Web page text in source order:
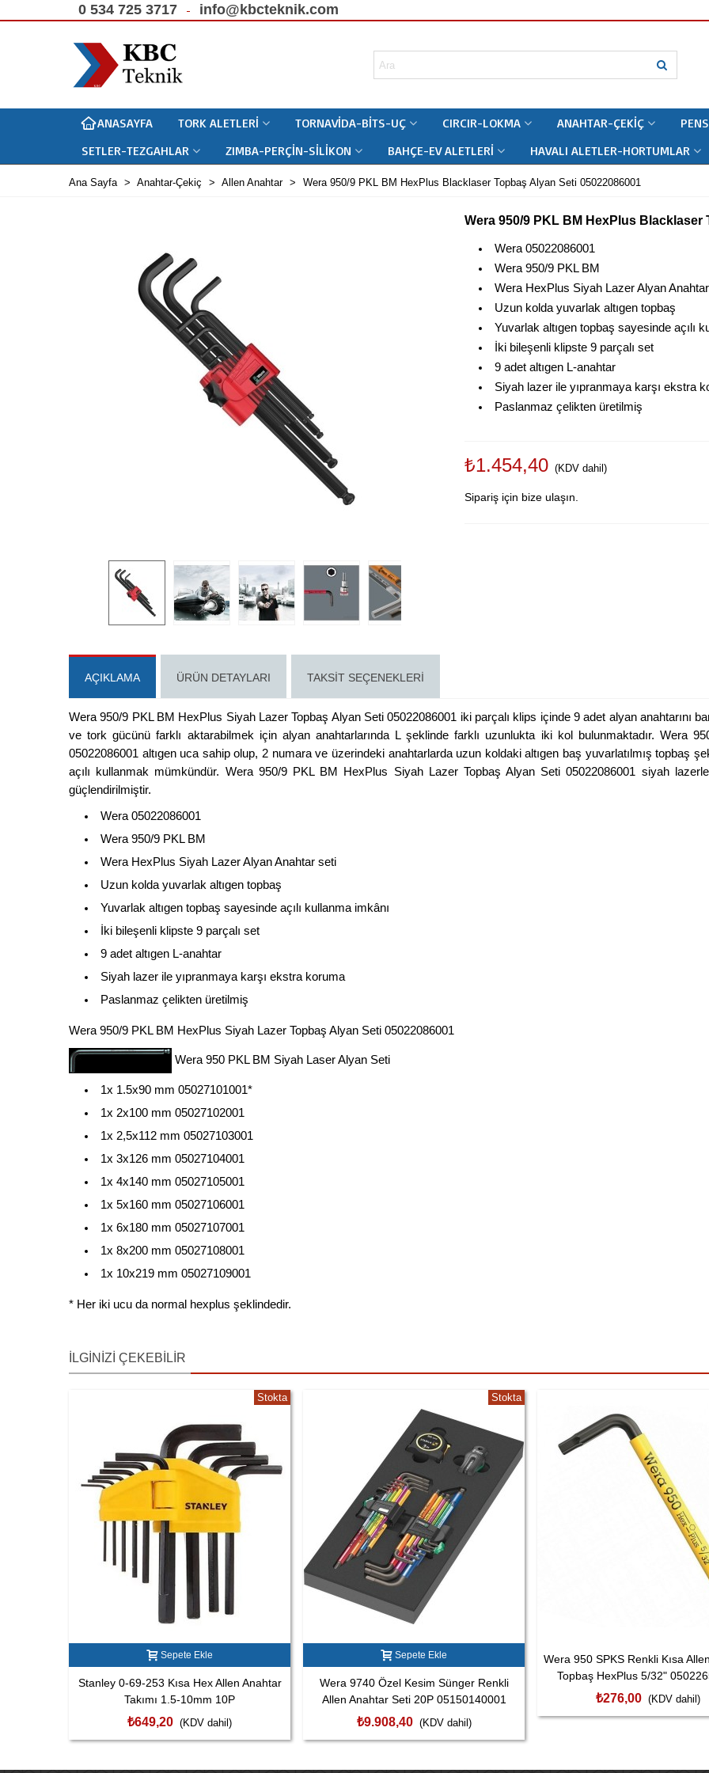
0 534 725 3717 info@kbcteknik.com
ANASAYFA TORK ALETLERI TORNAVIDA-BITS-UÇ CIRCIR-LOKMA ANAHTAR-ÇEKIÇ
SETLER-TEZGAHLAR
ZIMBA-PERÇIN-SILIKON BAHÇE-EV ALETLERI HAVALI ALETLER-HORTUMLAR
Ana Sayfa > Anahtar-Çekiç > Allen Anahtar > Wera 950/9 PKL BM HexPlus Blacklaser Topbaş Alyan Seti 05022086001
Wera 950/9 PKL BM HexPlus Blacklaser
Wera 05022086001
Wera 950/9 PKL BM
Wera HexPlus Siyah Lazer Alyan
Uzun kolda yuvarlak altıgen topbaş
Yuvarlak altıgen topbaş sayesinde açılı
İki bileşenli klipste 9 parçalı set
9 adet altıgen L-anahtar
Siyah lazer ile yıpranmaya karşı ekstra
Paslanmaz çelikten üretilmiş
₺1.454,40 (KDV dahil)
Sipariş için bize ulaşın.
AÇIKLAMA ÜRÜN DETAYLARI TAKSIT SEÇENEKLERI
Wera 950/9 PKL BM HexPlus Siyah Lazer Topbaş Alyan Seti 05022086001 iki parçalı klips içinde 9 adet alyan anahtarını
ve tork gücünü farklı aktarabilmek için alyan anahtarlarında L şeklinde farklı uzunlukta iki kol bulunmaktadır. Wera
05022086001 altıgen uca sahip olup, 2 numara ve üzerindeki anahtarlarda uzun koldaki altıgen baş yuvarlatılmış topbaş
açılı kullanmak mümkündür. Wera 950/9 PKL BM HexPlus Siyah Lazer Topbaş Alyan Seti 05022086001 siyah
güçlendirilmiştir.
Wera 05022086001
Wera 950/9 PKL BM
Wera HexPlus Siyah Lazer Alyan Anahtar seti
Uzun kolda yuvarlak altıgen topbaş
Yuvarlak altıgen topbaş sayesinde açılı kullanma imkânı
İki bileşenli klipste 9 parçalı set
9 adet altıgen L-anahtar
Siyah lazer ile yıpranmaya karşı ekstra koruma
Paslanmaz çelikten üretilmiş
Wera 950/9 PKL BM HexPlus Siyah Lazer Topbaş Alyan Seti 05022086001
Wera 950 PKL BM Siyah Laser Alyan Seti
1x 1.5x90 mm 05027101001*
1x 2x100 mm 05027102001
1x 2,5x112 mm 05027103001
1x 3x126 mm 05027104001
1x 4x140 mm 05027105001
1x 5x160 mm 05027106001
1x 6x180 mm 05027107001
1x 8x200 mm 05027108001
1x 10x219 mm 05027109001
* Her iki ucu da normal hexplus şeklindedir.
İLGINIZI ÇEKEBILIR
Stokta
Sepete Ekle
Stanley 0-69-253 Kısa Hex Allen Anahtar
Takımı 1.5-10mm 10P
₺649,20 (KDV dahil)
Stokta
Sepete Ekle
Wera 9740 Özel Kesim Sünger Renkli
Allen Anahtar Seti 20P 05150140001
₺9.908,40 (KDV dahil)
Wera 950 SPKS Renkli Kısa
Topbaş HexPlus 5/32"
₺276,00 (KDV dahil)